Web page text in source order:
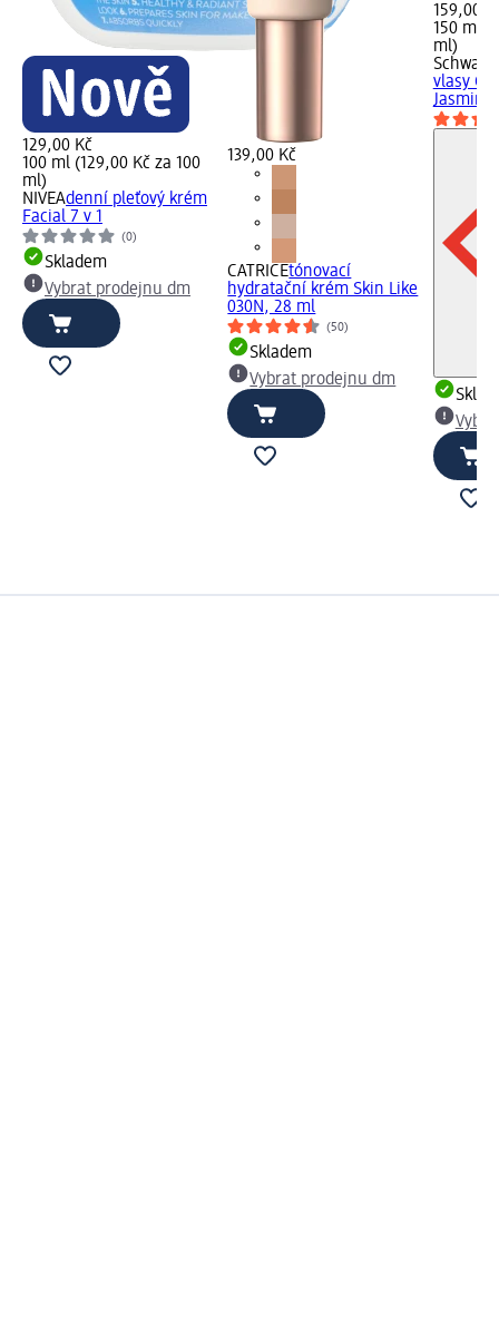
129,00 Kč
100 ml (129,00 Kč za 100
ml)
NIVEAdenní pleťový krém
Facial 7 v 1
(0)
Skladem
Vybrat prodejnu dm
139,00 Kč
CATRICEtónovací
hydratační krém Skin Like
030N, 28 ml
(50)
Skladem
Vybrat prodejnu dm
159,00
150 ml
ml)
vlasy